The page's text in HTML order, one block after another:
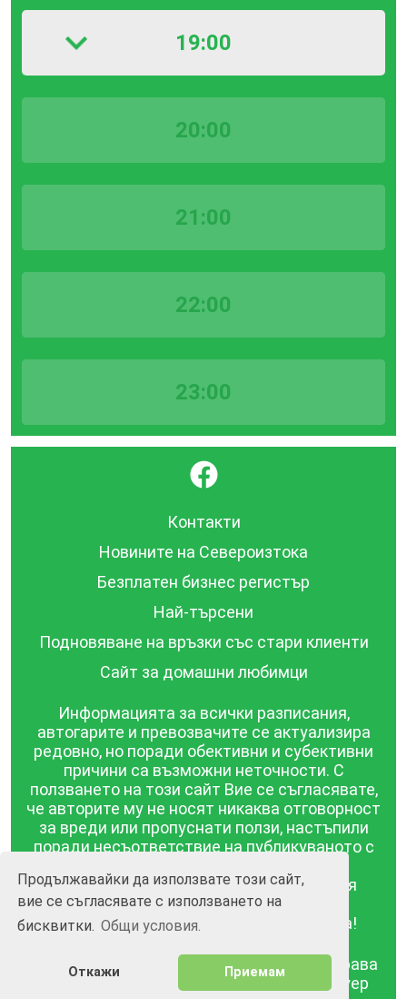
Продължавайки да използвате този сайт,
вие се съгласявате с използването на
бисквитки. Общи условия.
Откажи Приемам
19:00
20:00
21:00
22:00
23:00
}
Контакти
Новините на Североизтока
Безплатен бизнес регистър
Най-търсени
Подновяване на връзки със стари клиенти
Сайт за домашни любимци
Информацията за всички разписания,
автогарите и превозвачите се актуализира
редовно, но поради обективни и субективни
причини са възможни неточности. С
ползването на този сайт Вие се съгласявате,
че авторите му не носят никаква отговорност
за вреди или пропуснати ползи, настъпили
поради несъответствие на публикуваното с
публикувана в този сайт се предоставя
такава каквато е, без гаранция за
съответствието ѝ с действителността!
BGrazpisanie.com © 2008 - 2026, Всички права
Изработка на уебсайт и софтуер